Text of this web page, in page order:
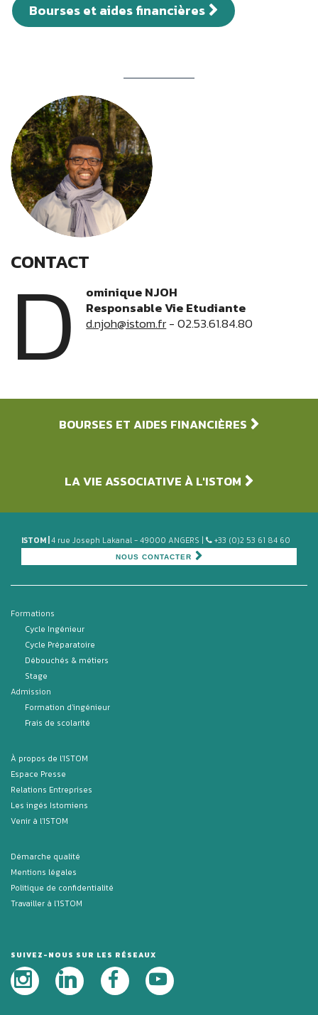
Bourses et aides financières
CONTACT
D
ominique NJOH
Responsable Vie Etudiante
d.njoh@istom.fr- 02.53.61.84.80
BOURSES ET AIDES FINANCIÈRES
LA VIE ASSOCIATIVE À L'ISTOM
ISTOM | 4 rue Joseph Lakanal - 49000 ANGERS | +33 (0)2 53 61 84 60
NOUS CONTACTER
Formations
Cycle Ingénieur
Cycle Préparatoire
Débouchés & métiers
Stage
Admission
Formation d'ingénieur
Frais de scolarité
À propos de l'ISTOM
Espace Presse
Relations Entreprises
Les ingés Istomiens
Venir à l'ISTOM
Démarche qualité
Mentions légales
Politique de confidentialité
Travailler à l'ISTOM
SUIVEZ-NOUS SUR LES RÉSEAUX